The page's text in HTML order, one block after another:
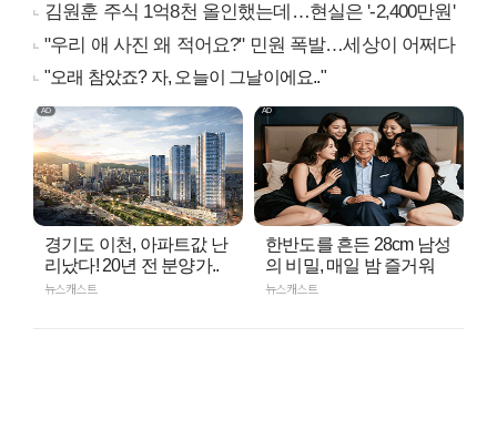
김원훈 주식 1억8천 올인했는데…현실은 '-2,400만원'
"우리 애 사진 왜 적어요?" 민원 폭발…세상이 어쩌다
"오래 참았죠? 자, 오늘이 그날이에요.."
경기도 이천, 아파트값 난
리났다! 20년 전 분양가..
뉴스캐스트
한반도를 흔든 28cm 남성
의 비밀, 매일 밤 즐거워
뉴스캐스트